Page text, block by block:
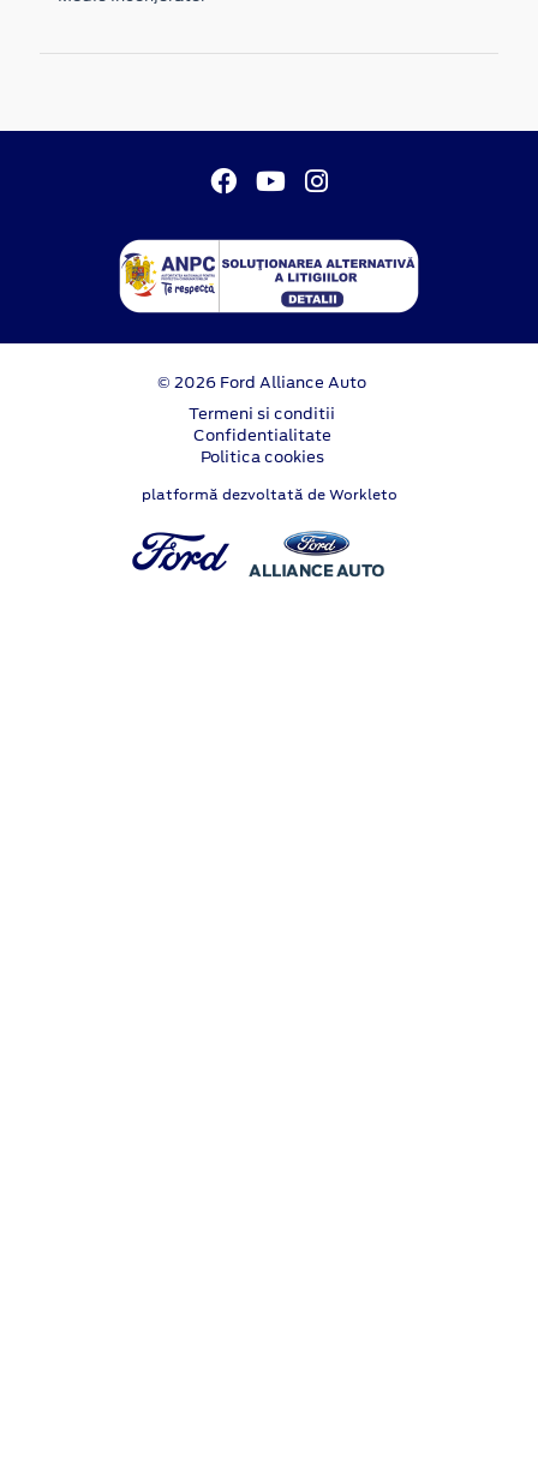
© 2026 Ford Alliance Auto
Termeni si conditii
Confidentialitate
Politica cookies
platformă dezvoltată de Workleto